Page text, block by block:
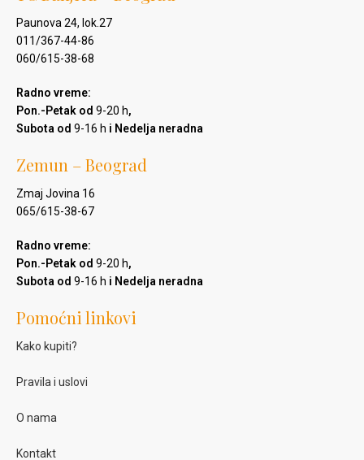
Paunova 24, lok.27
011/367-44-86
060/615-38-68
Radno vreme:
Pon.-Petak od 9-20 h,
Subota od 9-16 h i Nedelja neradna
Zemun – Beograd
Zmaj Jovina 16
065/615-38-67
Radno vreme:
Pon.-Petak od 9-20 h,
Subota od 9-16 h i Nedelja neradna
Pomoćni linkovi
Kako kupiti?
Pravila i uslovi
O nama
Kontakt